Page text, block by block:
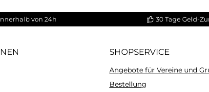
von 24h 30 Tage Geld-
SHOPSERVICE
Angebote für Vereine und
Bestellung